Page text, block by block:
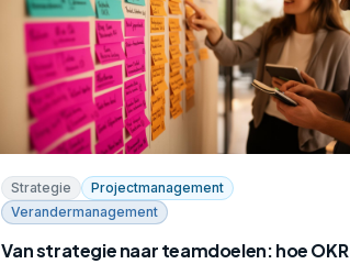
Strategie
Projectmanagement
Verandermanagement
Van strategie naar teamdoelen: hoe OKR